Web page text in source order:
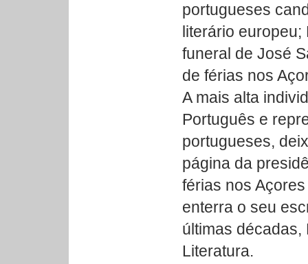
portugueses
literário
funeral de José
de férias nos
A mais alta
Português e
portugueses,
página da
férias nos
enterra o seu
últimas décadas,
Literatura.